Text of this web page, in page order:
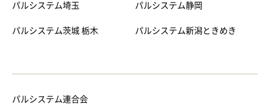
パルシステム埼玉
パルシステム茨城 栃木
パルシステム静岡
パルシステム新潟ときめき
パルシステム連合会